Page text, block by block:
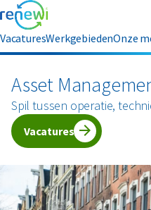
VacaturesWerkgebiedenOnze
ons
Asset
Spil tussen operatie,
Vacatures